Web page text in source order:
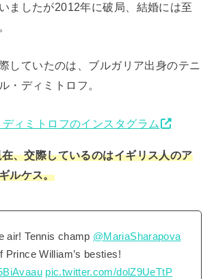
ましたが2012年に破局、結婚には至
していたのは、ブルガリア出身のテニ
・ディミトロフ。
ィミトロフのインスタグラム
、交際しているのはイギリス人のア
ルケス。
air! Tennis champ @MariaSharapova
Prince William’s besties!
pic.twitter.com/dolZ9UeTtP